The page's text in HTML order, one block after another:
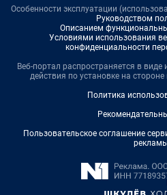
Особенности эксплуатации
Руководством
Описанием
Условиями использования
конфиденциальности
Веб-портал распространяется в виде
действия по установке на
Политика
Пользовательское соглашение